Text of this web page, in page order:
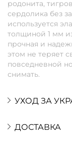
родонита,
сердолика без
используется
толщиной 1 мм
прочная и
этом не теряет
повседневной
снимать.
УХОД ЗА
ДОСТАВКА